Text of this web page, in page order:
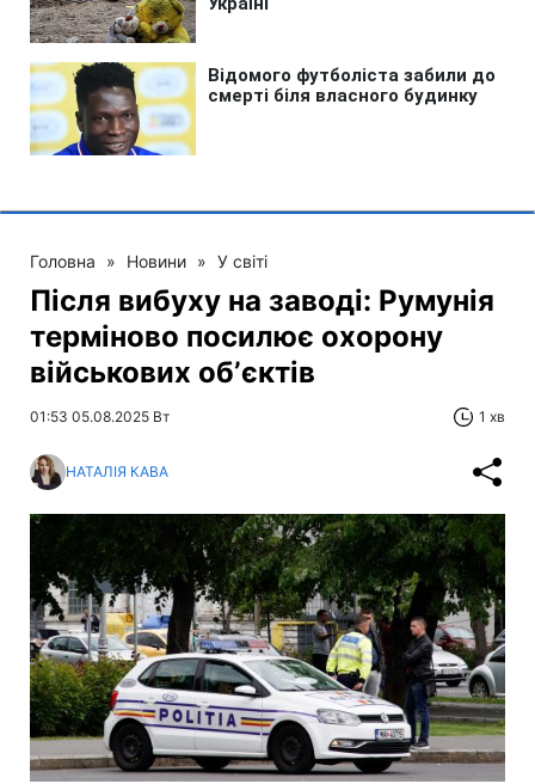
Головна » Новини » У світі
Після вибуху на заводі: Румунія
терміново посилює охорону
військових обʼєктів
01:53 05.08.2025 Вт 1 хв
НАТАЛІЯ КАВА